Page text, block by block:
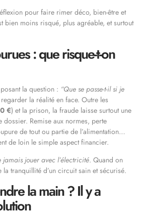
pour faire rimer déco, bien-être et
bien moins risqué, plus agréable, et surtout
: que risque-t-on
la question : “Que se passe-t-il si je
la réalité en face. Outre les
€) et la prison, la fraude laisse surtout une
dossier. Remise aux normes, perte
de tout ou partie de l’alimentation…
de loin le simple aspect financier.
jamais jouer avec l’électricité. Quand on
la tranquillité d’un circuit sain et sécurisé.
la main ? Il y a